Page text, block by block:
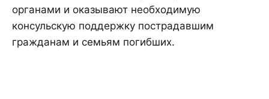
органами и оказывают необходимую
консульскую поддержку пострадавшим
гражданам и семьям погибших.